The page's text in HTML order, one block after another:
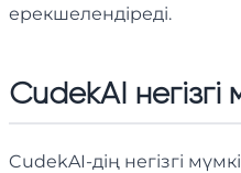
ерекшелендіреді.
CudekAI негізгі
CudekAI-дің негізгі